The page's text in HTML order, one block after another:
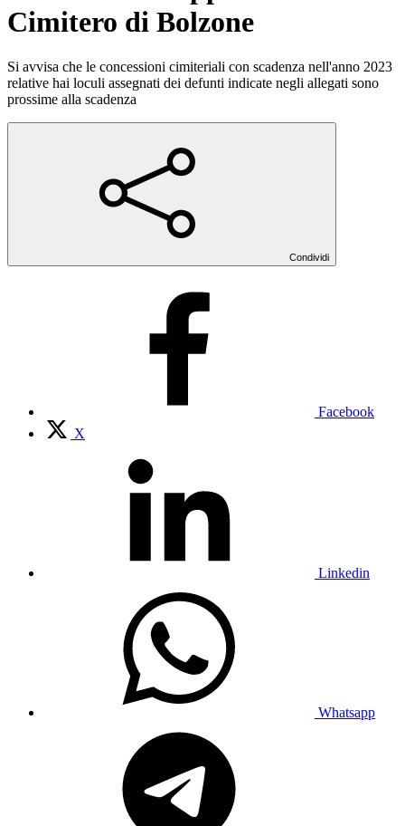
Cimitero di Bolzone
Si avvisa che le concessioni cimiteriali con scadenza nell'anno 2023
relative hai loculi assegnati dei defunti indicate negli allegati sono
prossime alla scadenza
Condividi
Facebook
X
Linkedin
Whatsapp